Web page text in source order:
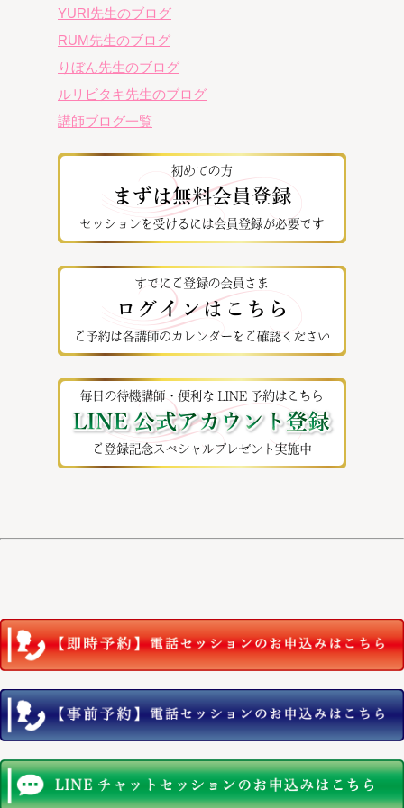
YURI先生のブログ
RUM先生のブログ
りぼん先生のブログ
ルリビタキ先生のブログ
講師ブログ一覧